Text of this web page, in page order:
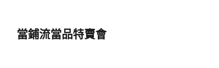
當鋪流當品特賣會